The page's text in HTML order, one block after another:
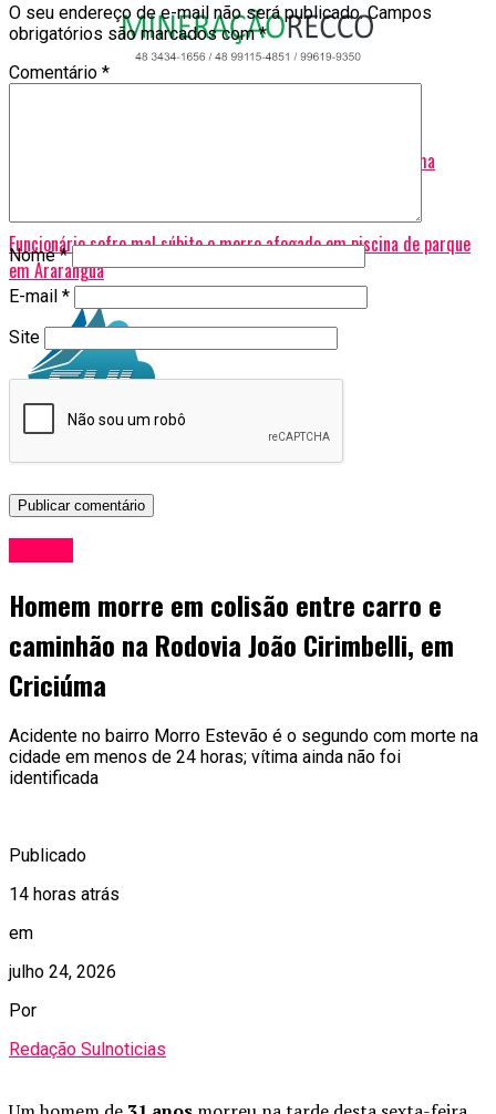
Adolescente de 17 anos morre em grave acidente em Criciúma
Funcionário sofre mal súbito e morre afogado em piscina de parque
em Araranguá
O seu endereço de e-mail não será publicado. Campos
obrigatórios são marcados com*
Comentário *
Nome*
E-mail *
Site
Homem morre em colisão entre carro e
caminhão na Rodovia João Cirimbelli, em
Criciúma
Acidente no bairro Morro Estevão é o segundo com morte na
cidade em menos de 24 horas; vítima ainda não foi
identificada
Publicado
14 horas atrás
em
julho 24, 2026
Por
Redação Sulnoticias